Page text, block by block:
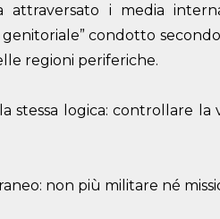
attraversato i media
condotto
regioni periferiche.
logica: controllare la
non più militare né